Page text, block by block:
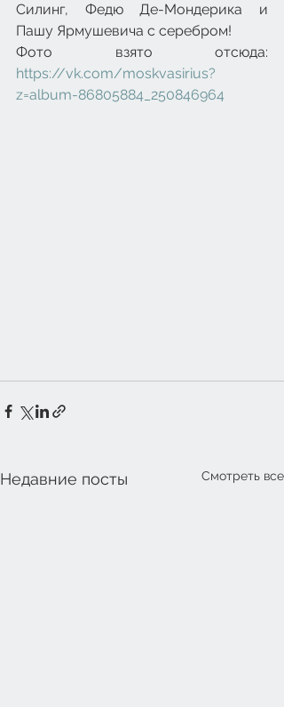
Силинг, Федю Де-Мондерика и
Пашу Ярмушевича с серебром!
https://vk.com/moskvasirius?
z=album-86805884_250846964
Недавние посты Смотреть все